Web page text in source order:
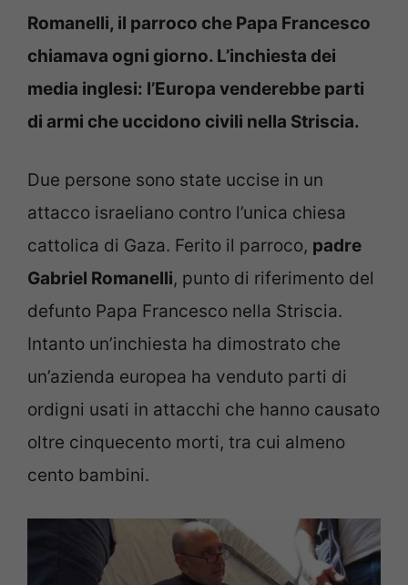
Romanelli, il parroco che Papa Francesco
chiamava ogni giorno. L’inchiesta dei
media inglesi: l’Europa venderebbe parti
di armi che uccidono civili nella Striscia.
Due persone sono state uccise in un
attacco israeliano contro l’unica chiesa
cattolica di Gaza. Ferito il parroco, padre
Gabriel Romanelli, punto di riferimento del
defunto Papa Francesco nella Striscia.
Intanto un’inchiesta ha dimostrato che
un’azienda europea ha venduto parti di
ordigni usati in attacchi che hanno causato
oltre cinquecento morti, tra cui almeno
cento bambini.